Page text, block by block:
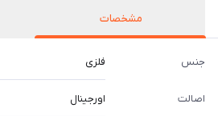
مشخصات
جنس فلزی
اصالت اورجینال